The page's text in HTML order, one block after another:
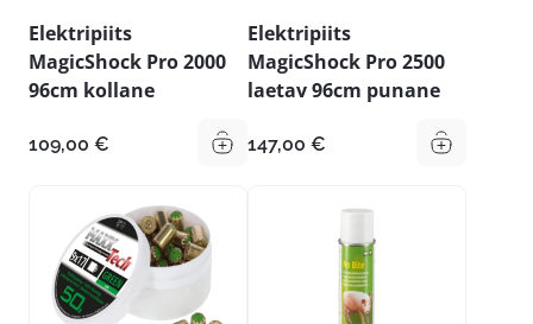
Elektripiits
MagicShock Pro 2000
96cm kollane
109,00 €
Elektripiits
MagicShock Pro 2500
laetav 96cm punane
147,00 €